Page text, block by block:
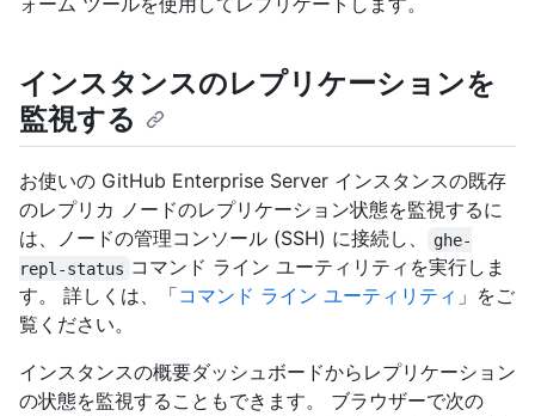
インスタンスのレプリケーションを
監視する
お使いの GitHub Enterprise Server インスタンスの既存
のレプリカ ノードのレプリケーション状態を監視するに
は、ノードの管理コンソール (SSH) に接続し、
ghe-
repl-status コマンド ライン ユーティリティを実行しま
す。 詳しくは、「コマンド ライン ユーティリティ 」をご
覧ください。
インスタンスの概要ダッシュボードからレプリケーション
の状態を監視することもできます。 ブラウザーで次の